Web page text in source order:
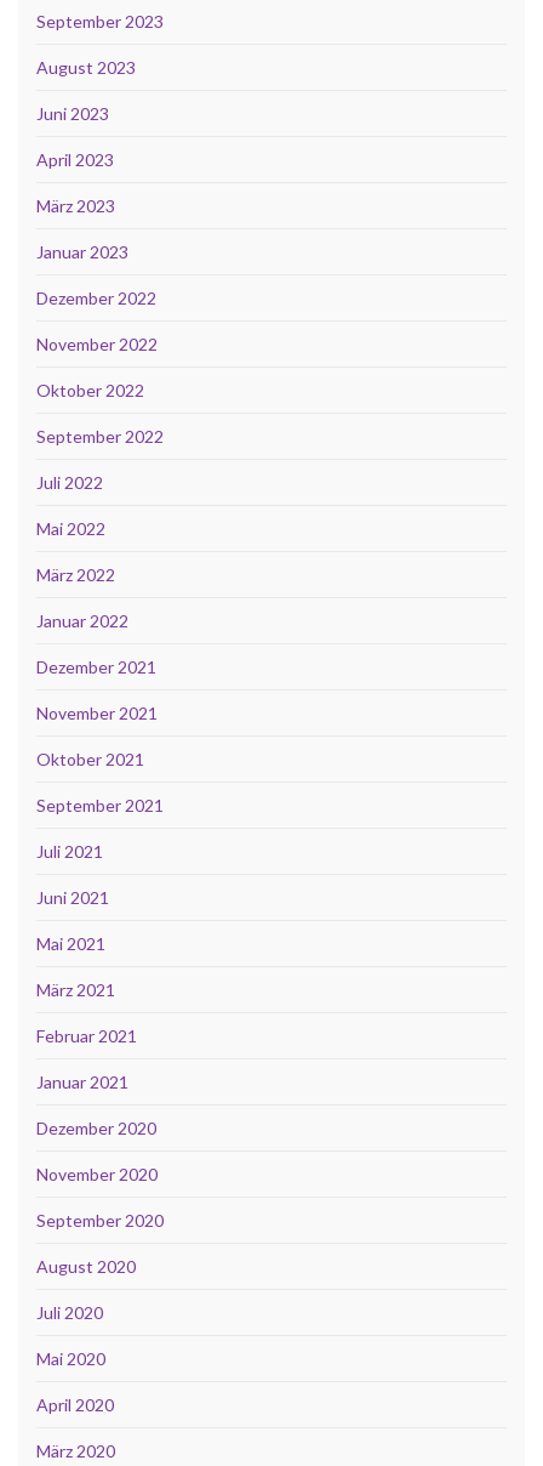
September 2023
August 2023
Juni 2023
April 2023
März 2023
Januar 2023
Dezember 2022
November 2022
Oktober 2022
September 2022
Juli 2022
Mai 2022
März 2022
Januar 2022
Dezember 2021
November 2021
Oktober 2021
September 2021
Juli 2021
Juni 2021
Mai 2021
März 2021
Februar 2021
Januar 2021
Dezember 2020
November 2020
September 2020
August 2020
Juli 2020
Mai 2020
April 2020
März 2020